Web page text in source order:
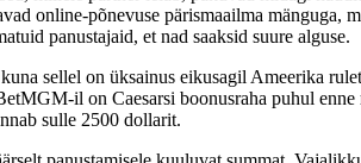
online-põnevuse pärismaailma
panustajaid, et nad saaksid suure alguse.
sellel on üksainus eikusagil Ameerika
il on Caesarsi boonusraha puhul
sulle 2500 dollarit.